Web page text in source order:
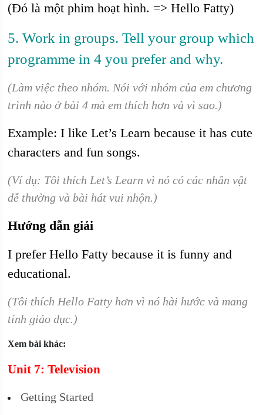
(Đó là một phim hoạt hình. => Hello Fatty)
5. Work in groups. Tell your group which
programme in 4 you prefer and why.
(Làm việc theo nhóm. Nói với nhóm của em chương
trình nào ở bài 4 mà em thích hơn và vì sao.)
Example: I like Let’s Learn because it has cute
characters and fun songs.
(Ví dụ: Tôi thích Let’s Learn vì nó có các nhân vật
dễ thường và bài hát vui nhộn.)
Hướng dẫn giải
I prefer Hello Fatty because it is funny and
educational.
(Tôi thích Hello Fatty hơn vì nó hài hước và mang
tính giáo dục.)
Xem bài khác:
Unit 7: Television
Getting Started